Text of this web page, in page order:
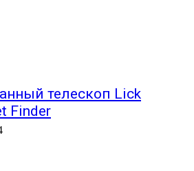
телескоп Lick
Finder